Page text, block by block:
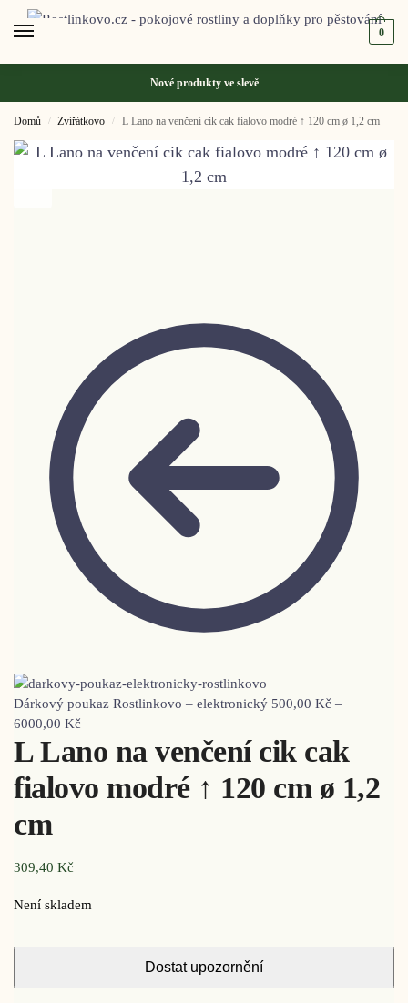
0
Nové produkty ve slevě
Domů / Zvířátkovo / L Lano na venčení cik cak fialovo modré ↑ 120 cm ø 1,2 cm
Dárkový poukaz Rostlinkovo – elektronický 500,00 Kč –
6000,00 Kč
L Lano na venčení cik cak
fialovo modré ↑ 120 cm ø 1,2
cm
309,40 Kč
Není skladem